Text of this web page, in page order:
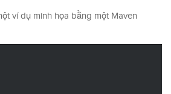
ví dụ minh họa bằng một Maven